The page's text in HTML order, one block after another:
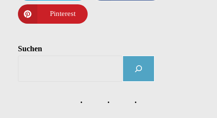
Pinterest
Suchen